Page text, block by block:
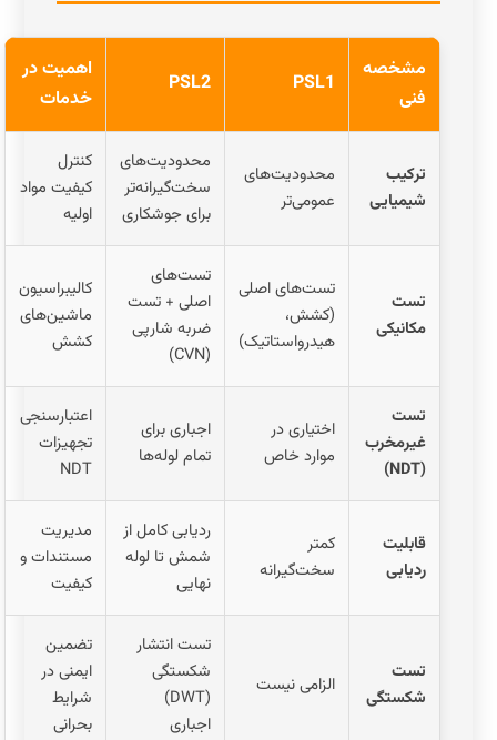
مشخصه
فنی
PSL1
PSL2
اهمیت در
خدمات
ترکیب
شیمیایی
محدودیت‌های
عمومی‌تر
محدودیت‌های
سخت‌گیرانه‌تر
برای جوشکاری
کنترل
کیفیت مواد
اولیه
تست
مکانیکی
تست‌های اصلی
(کشش،
هیدرواستاتیک)
تست‌های
اصلی + تست
ضربه شارپی
(CVN)
کالیبراسیون
ماشین‌های
کشش
تست
غیرمخرب
(NDT)
اختیاری در
موارد خاص
اجباری برای
تمام لوله‌ها
اعتبارسنجی
تجهیزات
NDT
قابلیت
ردیابی
کمتر
سخت‌گیرانه
ردیابی کامل از
شمش تا لوله
نهایی
مدیریت
مستندات و
کیفیت
تست
شکستگی
الزامی نیست
تست انتشار
شکستگی
(DWT)
اجباری
تضمین
ایمنی در
شرایط
بحرانی